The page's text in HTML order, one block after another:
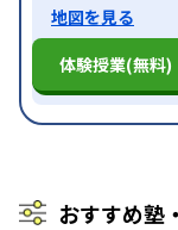
地図を見る
体験授業(無料)
おすすめ塾